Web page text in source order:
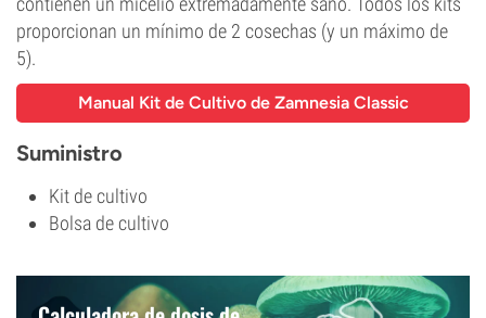
proporcionan un mínimo de 2 cosechas (y un máximo de
5).
Manual Kit de Cultivo de Zamnesia Classic
Suministro
Kit de cultivo
Bolsa de cultivo